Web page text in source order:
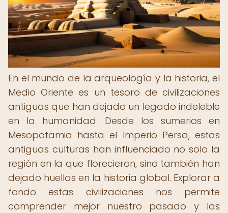
En el mundo de la arqueología y la historia, el
Medio Oriente es un tesoro de civilizaciones
antiguas que han dejado un legado indeleble
en la humanidad. Desde los sumerios en
Mesopotamia hasta el Imperio Persa, estas
antiguas culturas han influenciado no solo la
región en la que florecieron, sino también han
dejado huellas en la historia global. Explorar a
fondo estas civilizaciones nos permite
comprender mejor nuestro pasado y las